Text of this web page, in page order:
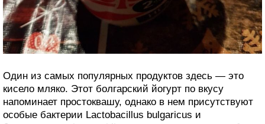
Один из самых популярных продуктов здесь — это
кисело мляко. Этот болгарский йогурт по вкусу
напоминает простоквашу, однако в нем присутствуют
особые бактерии Lactobacillus bulgaricus и